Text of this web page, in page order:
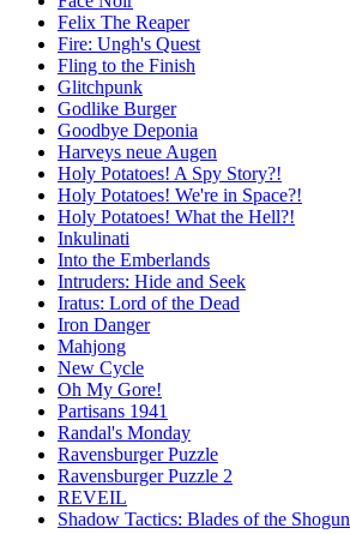
Felix The Reaper
Fire: Ungh's Quest
Fling to the Finish
Glitchpunk
Godlike Burger
Goodbye Deponia
Harveys neue Augen
Holy Potatoes! A Spy Story?!
Holy Potatoes! We're in Space?!
Holy Potatoes! What the Hell?!
Inkulinati
Into the Emberlands
Intruders: Hide and Seek
Iratus: Lord of the Dead
Iron Danger
Mahjong
New Cycle
Oh My Gore!
Partisans 1941
Randal's Monday
Ravensburger Puzzle
Ravensburger Puzzle 2
REVEIL
Shadow Tactics: Blades of the Shogun